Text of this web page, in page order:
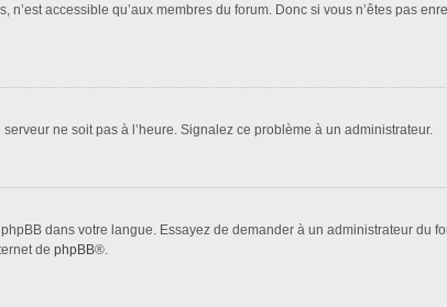
accessible qu’aux membres du forum. Donc si vous n’êtes pas
ne soit pas à l’heure. Signalez ce problème à un administrateur.
dans votre langue. Essayez de demander à un administrateur du
de phpBB®.